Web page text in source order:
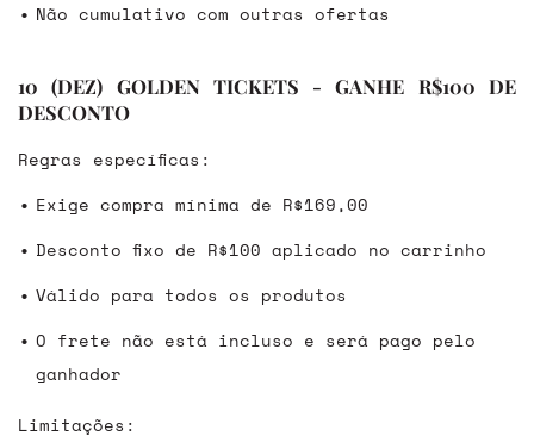
Não cumulativo com outras ofertas
10 (DEZ) GOLDEN TICKETS - GANHE R$100 DE
DESCONTO
Regras específicas:
Exige compra mínima de R$169,00
Desconto fixo de R$100 aplicado no carrinho
Válido para todos os produtos
O frete não está incluso e será pago pelo
ganhador
Limitações: